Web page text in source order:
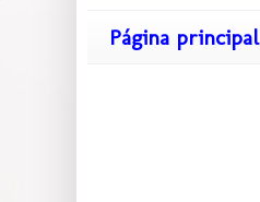
Página principal